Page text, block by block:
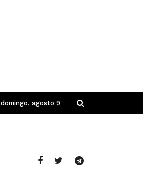
domingo, agosto 9